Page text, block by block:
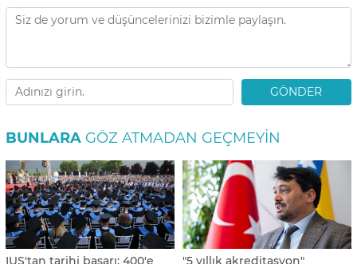
GÖNDER
BUNLARA GÖZ ATMADAN GEÇMEYIN
IUS'tan tarihi başarı: 400'e
"5 yıllık akreditasyon"